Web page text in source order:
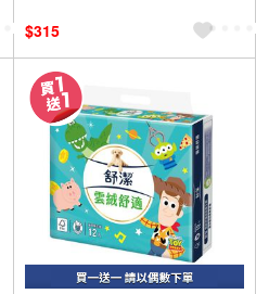
$315